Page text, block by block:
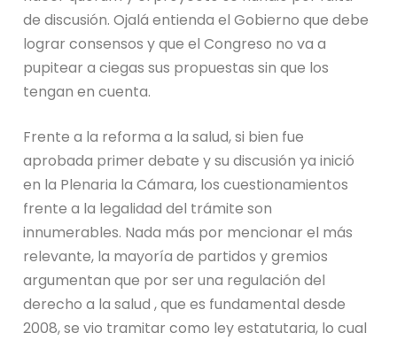
de discusión. Ojalá entienda el Gobierno que debe
lograr consensos y que el Congreso no va a
pupitear a ciegas sus propuestas sin que los
tengan en cuenta.
Frente a la reforma a la salud, si bien fue
aprobada primer debate y su discusión ya inició
en la Plenaria la Cámara, los cuestionamientos
frente a la legalidad del trámite son
innumerables. Nada más por mencionar el más
relevante, la mayoría de partidos y gremios
argumentan que por ser una regulación del
derecho a la salud , que es fundamental desde
2008, se vio tramitar como ley estatutaria, lo cual